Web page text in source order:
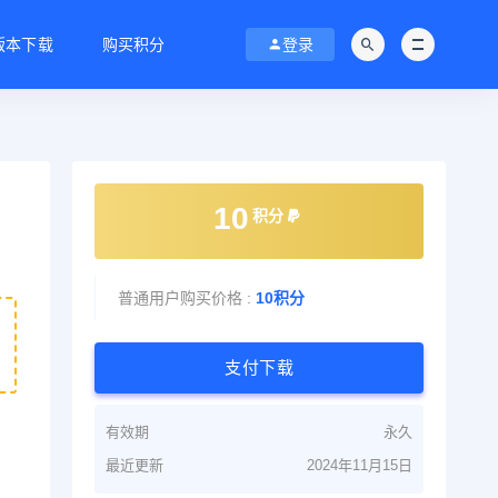
本下载 购买积分 登录
10 积分
普通用户购买价格 : 10积分
支付下载
有效期
永久
最近更新
2024年11月15日